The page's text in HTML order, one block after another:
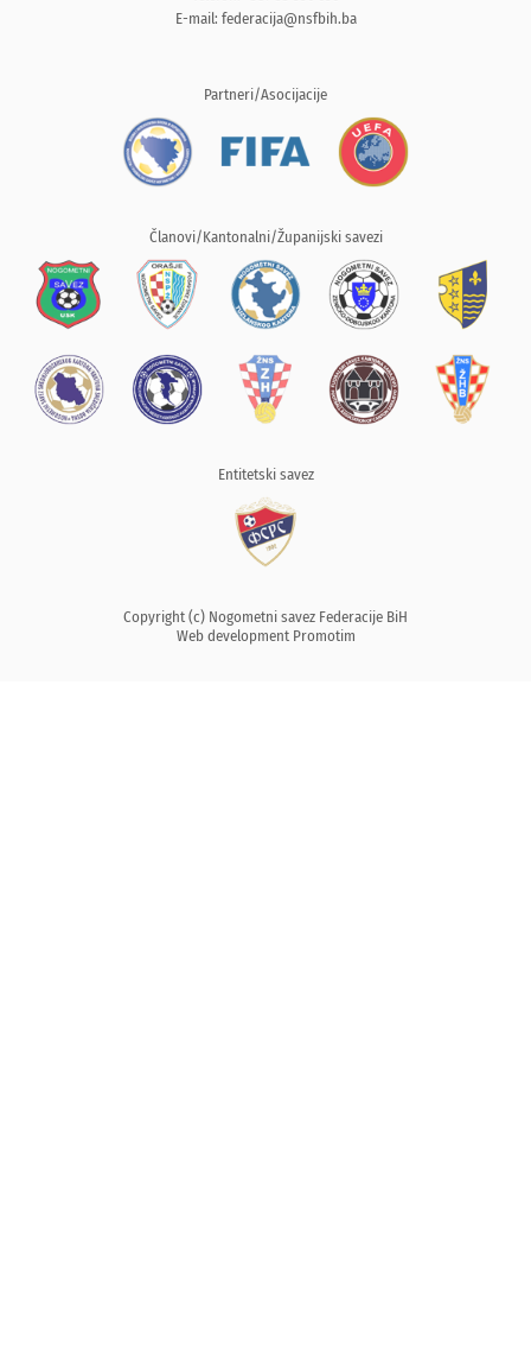
E-mail: federacija@nsfbih.ba
Partneri/Asocijacije
Članovi/Kantonalni/Županijski savezi
Entitetski savez
Copyright (c) Nogometni savez Federacije BiH
Web development Promotim